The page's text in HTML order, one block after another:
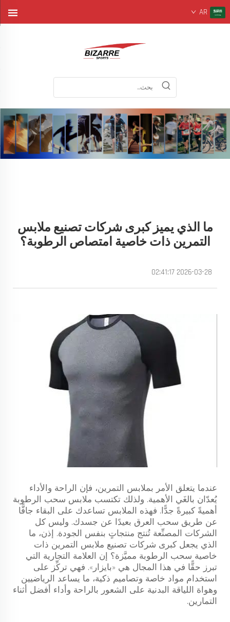
AR
ما الذي يميز كبرى شركات تصنيع ملابس
التمرين ذات خاصية امتصاص الرطوبة؟
2026-03-28 02:41:17
عندما يتعلق الأمر بملابس التمرين، فإن الراحة والأداء
يُعدّان بالغَي الأهمية. ولذلك تكتسب ملابس سحب الرطوبة
أهميةً كبيرةً جدًّا. فهذه الملابس تساعدك على البقاء جافًّا
عن طريق سحب العرق بعيدًا عن جسدك. وليس كل
الشركات المصنِّعة تُنتج منتجاتٍ بنفس الجودة. إذن، ما
الذي يجعل كبرى شركات تصنيع ملابس التمرين ذات
خاصية سحب الرطوبة مميَّزة؟ إن العلامة التجارية التي
تبرز حقًّا في هذا المجال هي «بايزار». فهي تركِّز على
استخدام مواد خاصة وتصاميم ذكية، ما يساعد الرياضيين
وهواة اللياقة البدنية على الشعور بالراحة وأداء أفضل أثناء
التمارين.